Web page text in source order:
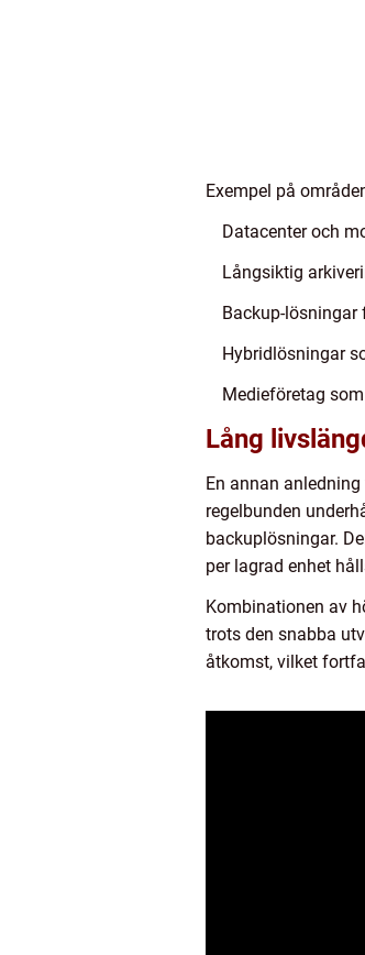
Exempel på
Datacenter och
Långsiktig
Backup-
Hybridlösningar
Medieföretag
Lång
En annan
regelbunden
backuplösningar.
per lagrad enhet
Kombinationen av
trots den snabba
åtkomst, vilket